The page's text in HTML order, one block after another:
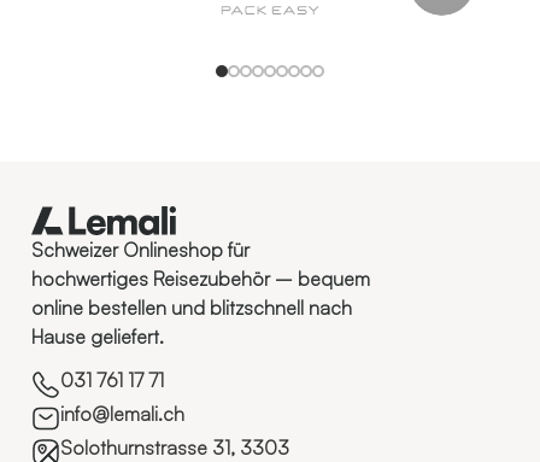
Schweizer Onlineshop für
hochwertiges Reisezubehör – bequem
online bestellen und blitzschnell nach
Hause geliefert.
031 761 17 71
info@lemali.ch
Solothurnstrasse 31, 3303